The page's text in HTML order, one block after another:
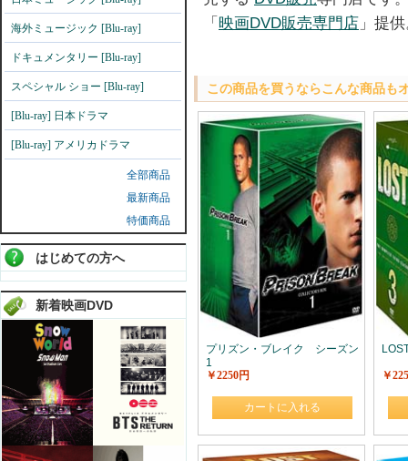
海外ミュージック [Blu-ray]
ドキュメンタリー [Blu-ray]
スペシャル ショー [Blu-ray]
[Blu-ray] 日本ドラマ
[Blu-ray] アメリカドラマ
全部商品
最新商品
特価商品
はじめての方へ
新着映画DVD
「映画DVD販売専門店 」提
この商品を買うならこんな商品も
プリズン・ブレイク シーズン
1
￥2250円
カートに入れる
￥